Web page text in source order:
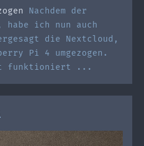
Nachdem der
ich nun auch
die Nextcloud,
Pi 4 umgezogen.
funktioniert ...